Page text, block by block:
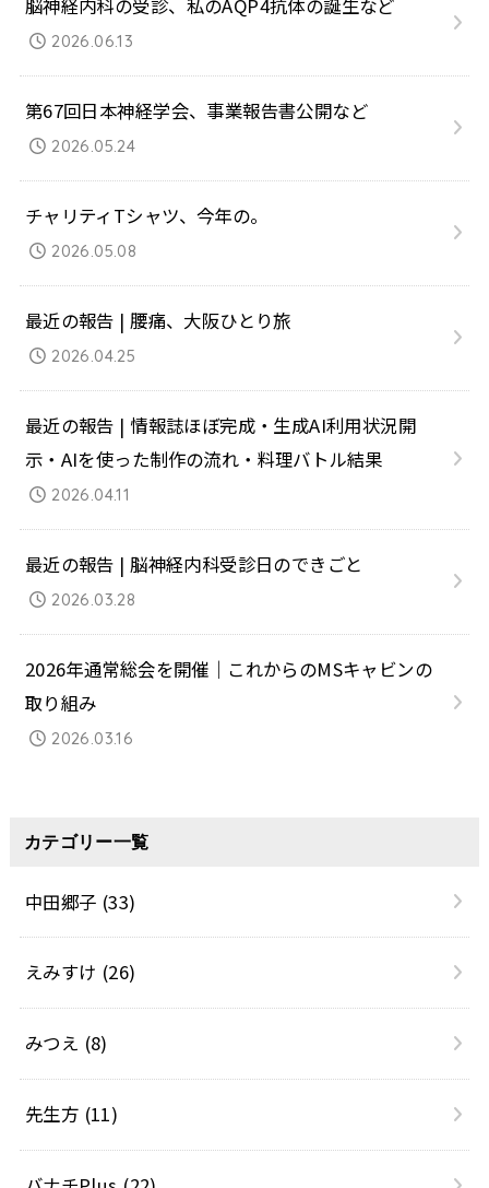
脳神経内科の受診、私のAQP4抗体の誕生など
2026.06.13
第67回日本神経学会、事業報告書公開など
2026.05.24
チャリティTシャツ、今年の。
2026.05.08
最近の報告 | 腰痛、大阪ひとり旅
2026.04.25
最近の報告 | 情報誌ほぼ完成・生成AI利用状況開
示・AIを使った制作の流れ・料理バトル結果
2026.04.11
最近の報告 | 脳神経内科受診日のできごと
2026.03.28
2026年通常総会を開催｜これからのMSキャビンの
取り組み
2026.03.16
カテゴリー一覧
中田郷子 (33)
えみすけ (26)
みつえ (8)
先生方 (11)